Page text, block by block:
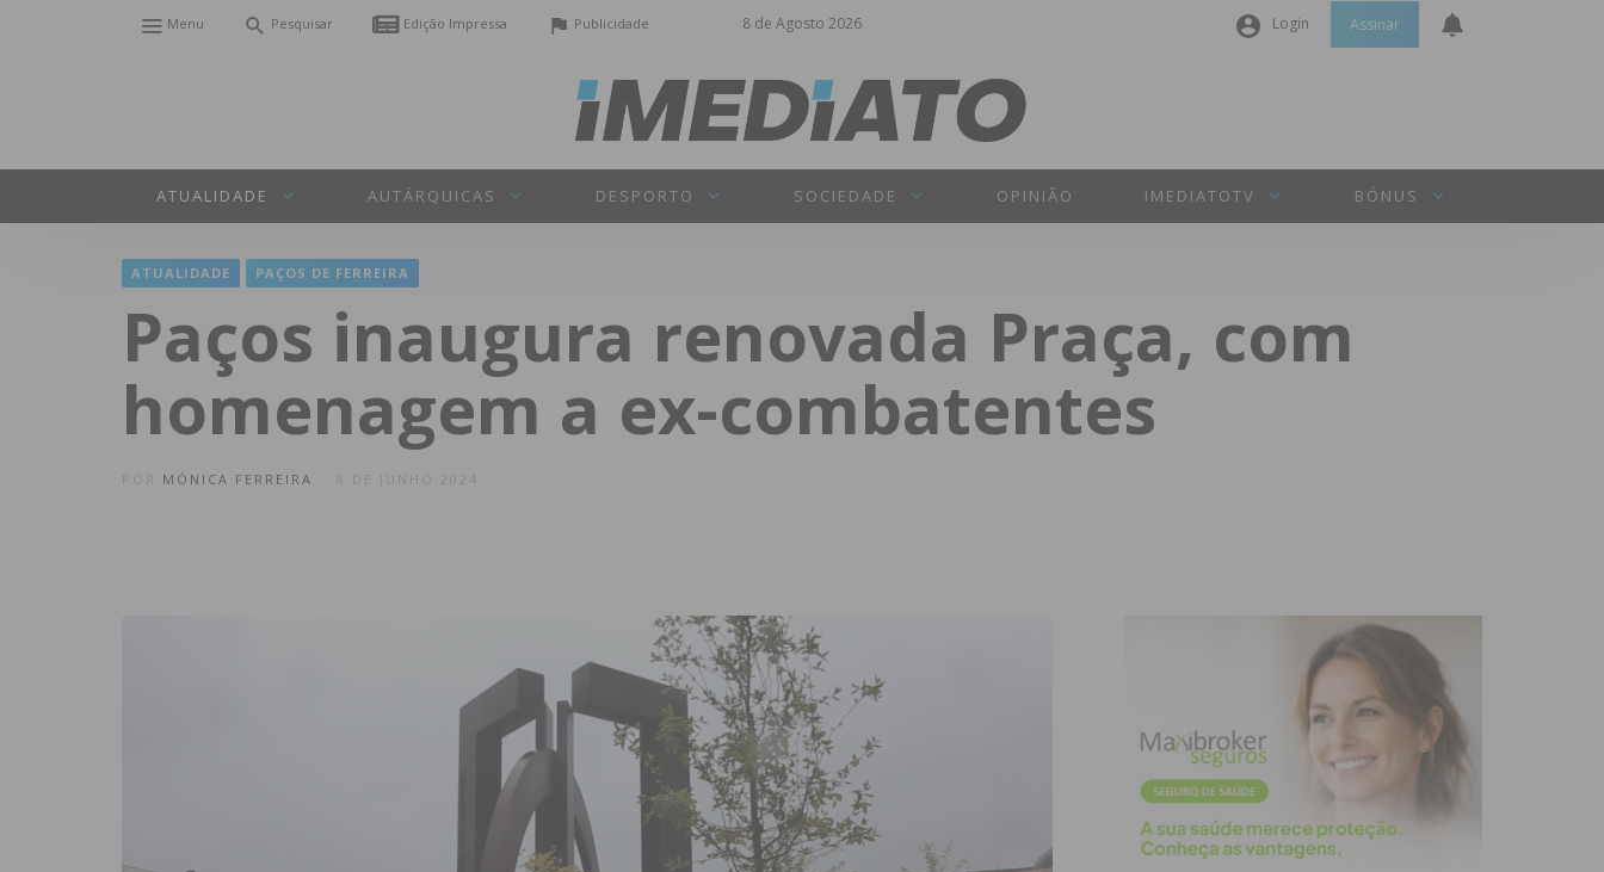
8 de Agosto 2026
Menu Pesquisar Edição Impressa Publicidade Login
Senha
Assinar
ATUALIDADE AUTÁRQUICAS DESPORTO SOCIEDADE OPINIÃO IMEDIATOTV BÓNUS
ATUALIDADE PAÇOS DE FERREIRA
Paços inaugura renovada Praça, com
homenagem a ex-combatentes
MÓNICA FERREIRA 8 DE JUNHO 2024